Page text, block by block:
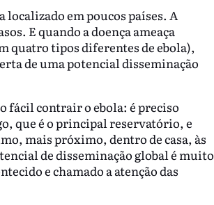
em poucos países. A
E quando a doença ameaça
quatro tipos diferentes de ebola),
de uma potencial disseminação
fácil contrair o ebola: é preciso
que é o principal reservatório, e
mais próximo, dentro de casa, às
de disseminação global é muito
e chamado a atenção das